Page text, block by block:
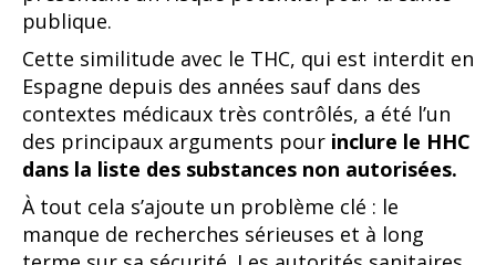
publique.
Cette similitude avec le THC, qui est interdit en
Espagne depuis des années sauf dans des
contextes médicaux très contrôlés, a été l’un
des principaux arguments pour inclure le HHC
dans la liste des substances non autorisées.
À tout cela s’ajoute un problème clé : le
manque de recherches sérieuses et à long